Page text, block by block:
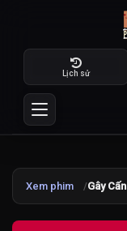
Lịch sử
Xem phim Gây Cấn